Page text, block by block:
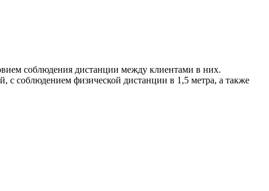
соблюдения дистанции между клиентами в них.
с соблюдением физической дистанции в 1,5 метра, а также